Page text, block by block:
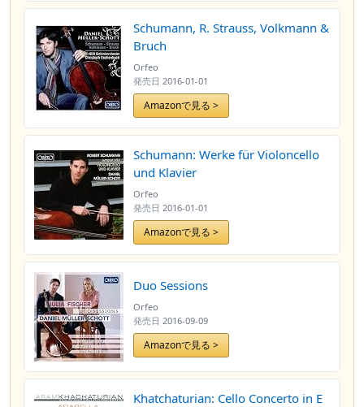
Schumann, R. Strauss, Volkmann &
Bruch
Orfeo
発売日 2016-01-01
Amazonで見る >
Schumann: Werke für Violoncello
und Klavier
Orfeo
発売日 2016-01-01
Amazonで見る >
Duo Sessions
Orfeo
発売日 2016-09-09
Amazonで見る >
Khatchaturian: Cello Concerto in E